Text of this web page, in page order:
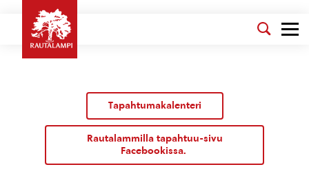
Tapahtumakalenteri
Rautalammilla tapahtuu-sivu
Facebookissa.